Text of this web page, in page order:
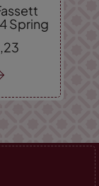
Spring
23